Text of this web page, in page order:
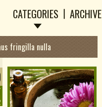
CATEGORIES ARCHIVE
fringilla nulla